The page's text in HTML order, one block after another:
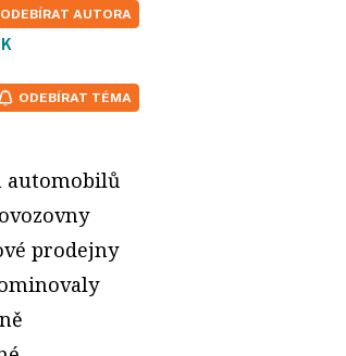
ODEBÍRAT AUTORA
ODEBÍRAT TÉMA
automobilů
prodejny